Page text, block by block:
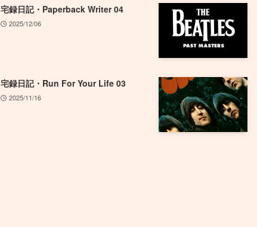
宅録日記・Paperback Writer 04
2025/12/06
宅録日記・Run For Your Life 03
2025/11/16